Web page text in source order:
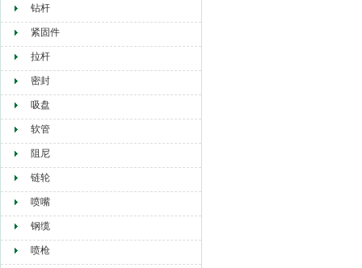
钻杆
紧固件
拉杆
密封
吸盘
软管
阻尼
链轮
喷嘴
钢缆
喷枪